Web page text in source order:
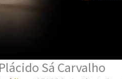
Sá Carvalho